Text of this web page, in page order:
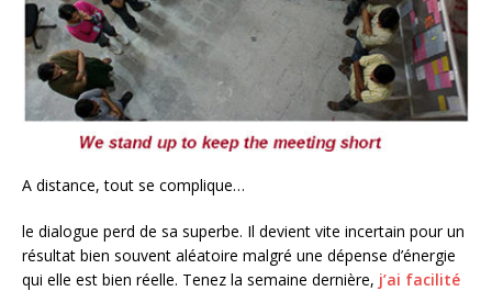
A distance, tout se complique…
le dialogue perd de sa superbe. Il devient vite incertain pour un
résultat bien souvent aléatoire malgré une dépense d’énergie
qui elle est bien réelle. Tenez la semaine dernière, j’ai facilité